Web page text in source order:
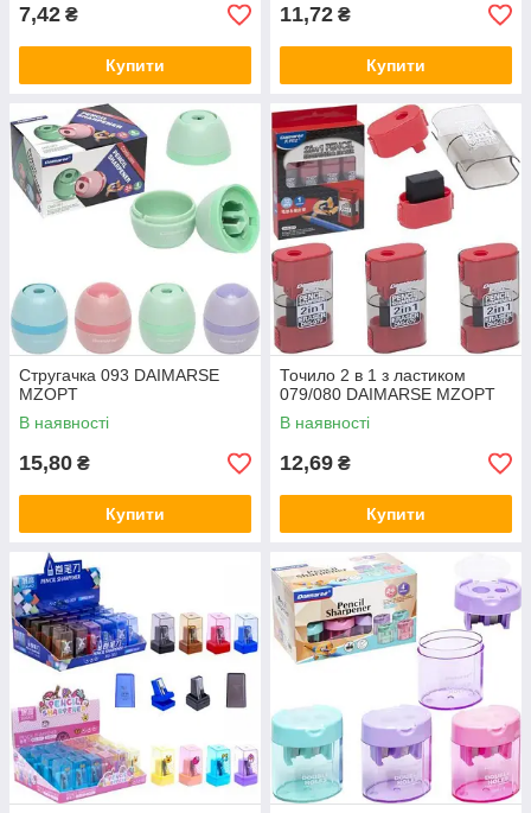
7,42 ₴
Купити
11,72 ₴
Купити
Стругачка 093 DAIMARSE
MZOPT
В наявності
15,80 ₴
Купити
Точило 2 в 1 з ластиком
079/080 DAIMARSE MZOPT
В наявності
12,69 ₴
Купити